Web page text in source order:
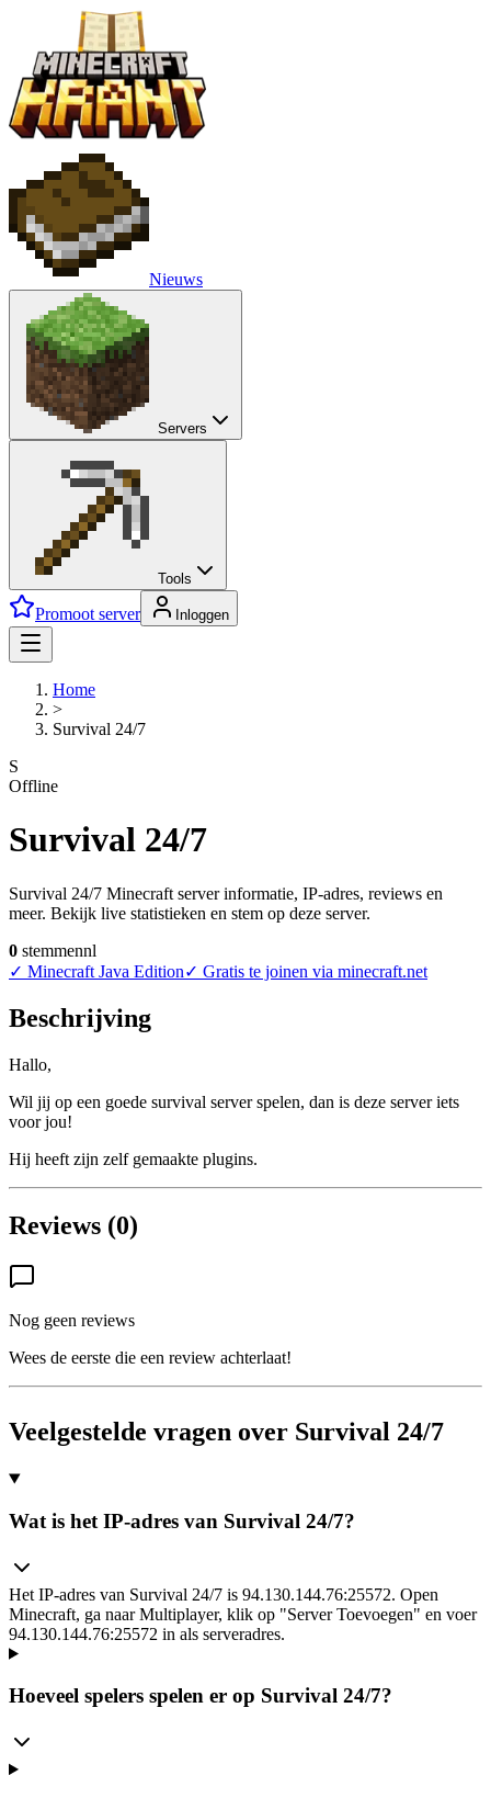
Nieuws
Servers
Tools
Promoot server Inloggen
Home
>
Survival 24/7
S
Offline
Survival 24/7
Survival 24/7 Minecraft server informatie, IP-adres, reviews en
meer. Bekijk live statistieken en stem op deze server.
0 stemmennl
✓ Minecraft Java Edition✓ Gratis te joinen via minecraft.net
Beschrijving
Hallo,
Wil jij op een goede survival server spelen, dan is deze server iets
voor jou!
Hij heeft zijn zelf gemaakte plugins.
Reviews (0)
Nog geen reviews
Wees de eerste die een review achterlaat!
Veelgestelde vragen over Survival 24/7
Wat is het IP-adres van Survival 24/7?
Het IP-adres van Survival 24/7 is 94.130.144.76:25572. Open
Minecraft, ga naar Multiplayer, klik op "Server Toevoegen" en voer
94.130.144.76:25572 in als serveradres.
Hoeveel spelers spelen er op Survival 24/7?